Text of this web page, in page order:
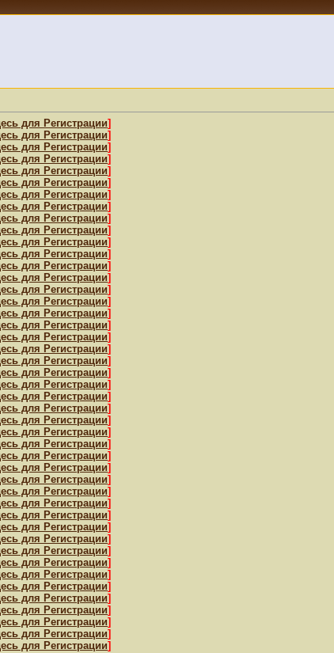
для Регистрации]
для Регистрации]
для Регистрации]
для Регистрации]
для Регистрации]
для Регистрации]
для Регистрации]
для Регистрации]
для Регистрации]
для Регистрации]
для Регистрации]
для Регистрации]
для Регистрации]
для Регистрации]
для Регистрации]
для Регистрации]
для Регистрации]
для Регистрации]
для Регистрации]
для Регистрации]
для Регистрации]
для Регистрации]
для Регистрации]
для Регистрации]
для Регистрации]
для Регистрации]
для Регистрации]
для Регистрации]
для Регистрации]
для Регистрации]
для Регистрации]
для Регистрации]
для Регистрации]
для Регистрации]
для Регистрации]
для Регистрации]
для Регистрации]
для Регистрации]
для Регистрации]
для Регистрации]
для Регистрации]
для Регистрации]
для Регистрации]
для Регистрации]
для Регистрации]